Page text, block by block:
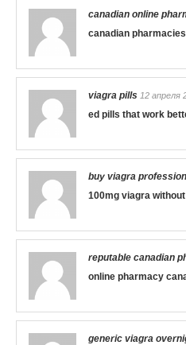
canadian online
canadian
viagra pills 12 апреля
ed pills that work
buy viagra
100mg viagra
reputable canadian
online pharmacy
generic viagra